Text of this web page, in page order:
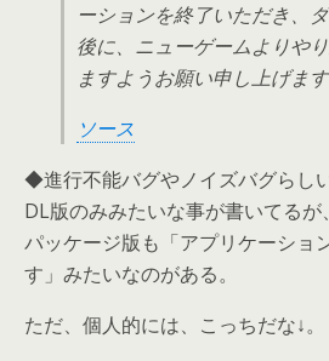
ーションを終了いただき、
後に、ニューゲームよりや
ますようお願い申し上げます
ソース
◆進行不能バグやノイズバグらしい
DL版のみみたいな事が書いてるが、
パッケージ版も「アプリケーショ
す」みたいなのがある。
ただ、個人的には、こっちだな↓。